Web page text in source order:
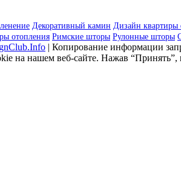
Декоративный камин Дизайн квартиры
отопления Римские шторы Рулонные шторы
| Копирование информации
на нашем веб-сайте. Нажав “Принять”,